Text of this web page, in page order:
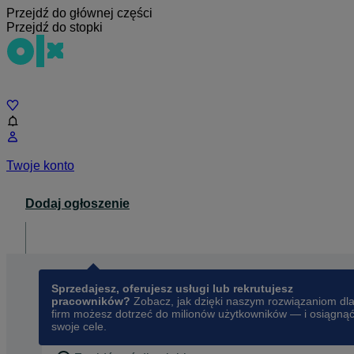
Przejdź do głównej części
Przejdź do stopki
Twoje konto
Dodaj ogłoszenie
Sprzedajesz, oferujesz usługi lub rekrutujesz
pracowników? Zobacz, jak dzięki naszym rozwiązaniom dla
firm możesz dotrzeć do milionów użytkowników — i osiągnąć
swoje cele.